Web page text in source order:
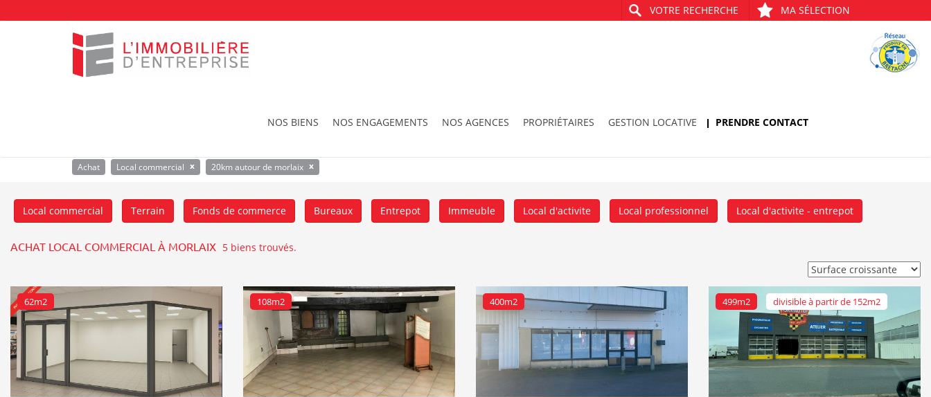
VOTRE RECHERCHE MA SÉLECTION
NOS BIENS NOS ENGAGEMENTS NOS AGENCES PROPRIÉTAIRES GESTION LOCATIVE PRENDRE CONTACT
Achat Local commercial x 20km autour de morlaix x
Local commercial Terrain Fonds de commerce Bureaux Entrepot Immeuble Local d'activite Local professionnel Local d'activite - entrepot
ACHAT LOCAL COMMERCIAL À MORLAIX 5 biens trouvés.
62m2 108m2 400m2 499m2 divisible à partir de 152m2